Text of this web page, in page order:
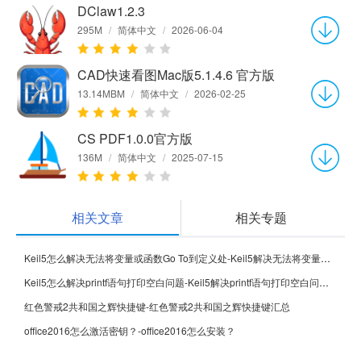
DClaw1.2.3
295M / 简体中文 / 2026-06-04
CAD快速看图Mac版5.1.4.6 官方版
13.14MBM / 简体中文 / 2026-02-25
CS PDF1.0.0官方版
136M / 简体中文 / 2025-07-15
相关文章 相关专题
Keil5怎么解决无法将变量或函数Go To到定义处-Keil5解决无法将变量或函数Go To到定义处的方法
Keil5怎么解决printf语句打印空白问题-Keil5解决printf语句打印空白问题的方法
红色警戒2共和国之辉快捷键-红色警戒2共和国之辉快捷键汇总
office2016怎么激活密钥？-office2016怎么安装？